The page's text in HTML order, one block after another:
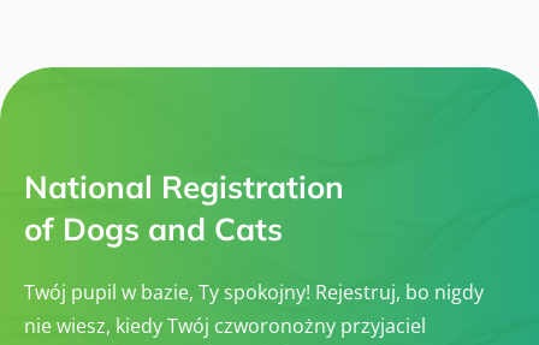
National Registration
of Dogs and Cats
Twój pupil w bazie, Ty spokojny! Rejestruj, bo nigdy
nie wiesz, kiedy Twój czworonożny przyjaciel